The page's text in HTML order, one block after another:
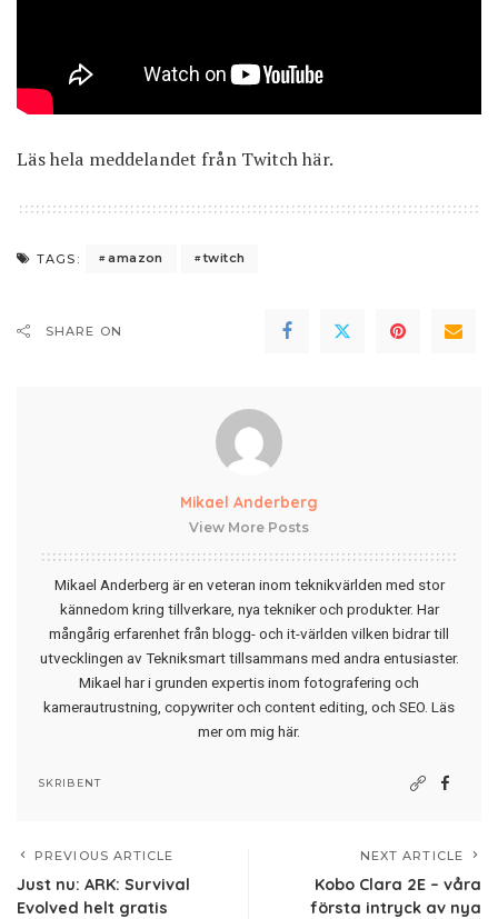
Läs hela meddelandet från Twitchhär.
TAGS: amazon twitch
SHARE ON
Mikael Anderberg
View More Posts
Mikael Anderberg är en veteran inom teknikvärlden med stor
kännedom kring tillverkare, nya tekniker och produkter. Har
mångårig erfarenhet från blogg- och it-världen vilken bidrar till
utvecklingen av Tekniksmart tillsammans med andra entusiaster.
Mikael har i grunden expertis inom fotografering och
kamerautrustning, copywriter och content editing, och SEO. Läs
mer om mig här.
SKRIBENT
PREVIOUS ARTICLE
Just nu: ARK: Survival
Evolved helt gratis
NEXT ARTICLE
Kobo Clara 2E – våra
första intryck av nya